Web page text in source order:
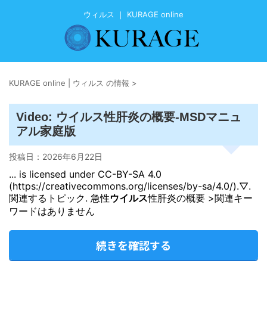
ウィルス ｜ KURAGE online
KURAGE online | ウィルス の情報 >
Video: ウイルス性肝炎の概要-MSDマニュ
アル家庭版
投稿日： 2026年6月22日
... is licensed under CC-BY-SA 4.0
(https://creativecommons.org/licenses/by-sa/4.0/).▽.
関連するトピック. 急性ウイルス性肝炎の概要 >関連キー
ワードはありません
続きを確認する